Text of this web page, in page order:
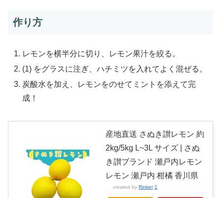
作り方
レモンを横半分に切り、レモン果汁を絞る。
(1) をグラスに注ぎ、ハチミツを入れてよく混ぜる。
炭酸水を加え、レモンをのせてミントを添えて完
成！
産地直送 さぬき讃レモン 約
2kg/5kg L~3L サイズ | さぬ
き讃ブランド 瀬戸内レモン
レモン 瀬戸内 柑橘 香川県
created by Rinker